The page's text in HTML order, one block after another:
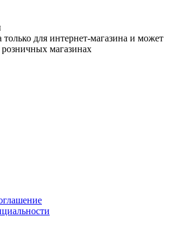
только для интернет-магазина и может
розничных магазинах